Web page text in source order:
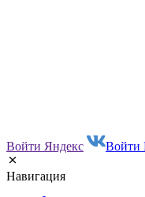
Войти Яндекс Войти
Навигация